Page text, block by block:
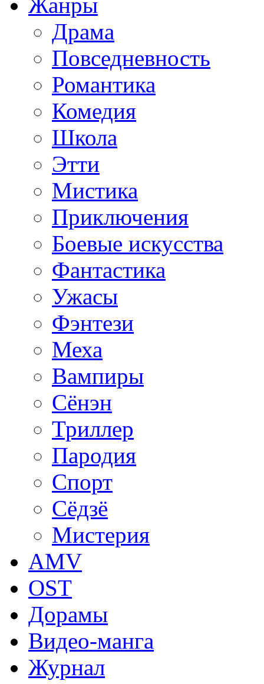
Драма
Повседневность
Романтика
Комедия
Школа
Этти
Мистика
Приключения
Боевые искусства
Фантастика
Ужасы
Фэнтези
Меха
Вампиры
Сёнэн
Триллер
Пародия
Спорт
Сёдзё
Мистерия
AMV
OST
Дорамы
Видео-манга
Журнал